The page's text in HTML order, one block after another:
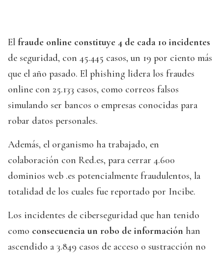
El fraude online constituye 4 de cada 10 incidentes
de seguridad, con 45.445 casos, un 19 por ciento más
que el año pasado. El phishing lidera los fraudes
online con 25.133 casos, como correos falsos
simulando ser bancos o empresas conocidas para
robar datos personales.
Además, el organismo ha trabajado, en
colaboración con Red.es, para cerrar 4.600
dominios web .es potencialmente fraudulentos, la
totalidad de los cuales fue reportado por Incibe.
Los incidentes de ciberseguridad que han tenido
como consecuencia un robo de información han
ascendido a 3.849 casos de acceso o sustracción no